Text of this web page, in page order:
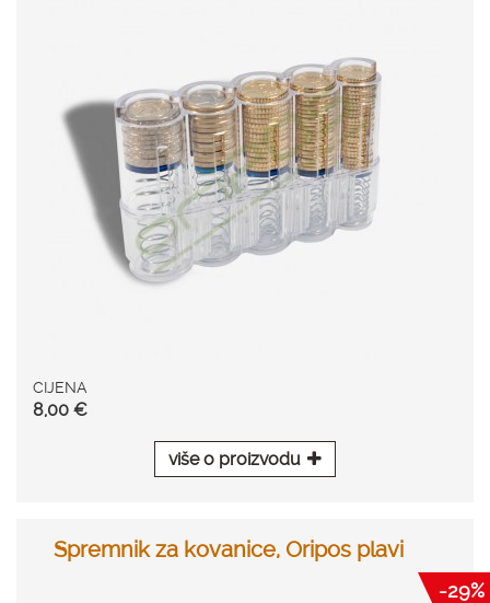
CIJENA
8,00 €
više o proizvodu
Spremnik za kovanice, Oripos plavi
-29%